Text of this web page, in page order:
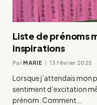
Liste de prénoms
inspirations
Par MARIE 13 février 2025
Lorsque j’attendais mon
sentiment d’excitation
prénom. Comment…